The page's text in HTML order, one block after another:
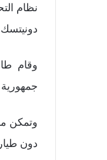
نظام
وقام
وتمكن
دون